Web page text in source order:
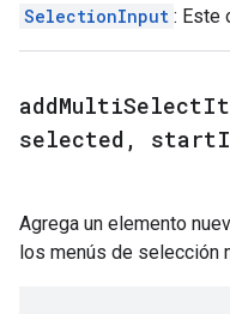
SelectionInput : Este
selected , start
Agrega un elemento
los menús de selección